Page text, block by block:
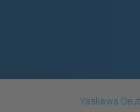
Yaskawa